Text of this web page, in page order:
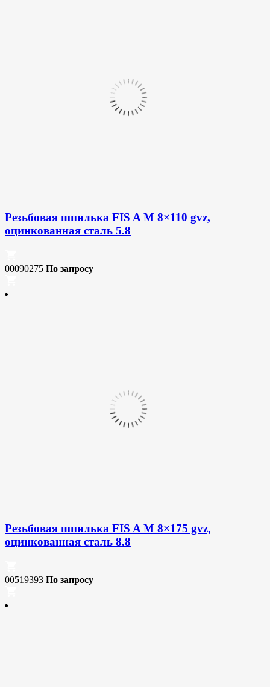
Резьбовая шпилька FIS A M 8×110 gvz,
оцинкованная сталь 5.8
00090275 По запросу
Резьбовая шпилька FIS A M 8×175 gvz,
оцинкованная сталь 8.8
00519393 По запросу